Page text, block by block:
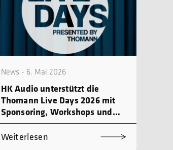
News - 6. Mai 2026
HK Audio unterstützt die
Thomann Live Days 2026 mit
Sponsoring, Workshops und
Produktdemo
Weiterlesen